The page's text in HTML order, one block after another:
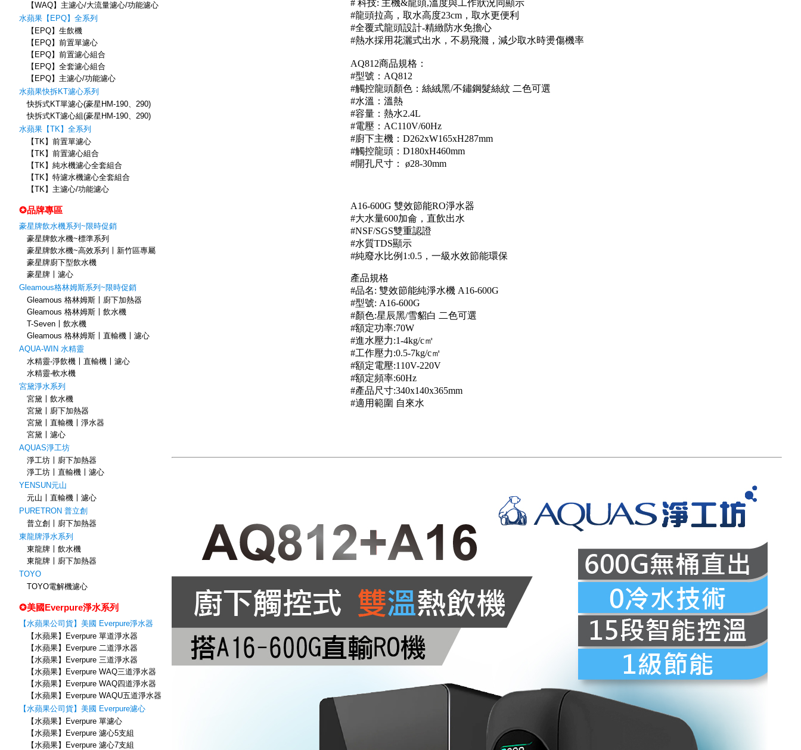
【WAQ】主濾心/大流量濾心/功能濾心
水蘋果【EPQ】全系列
【EPQ】生飲機
【EPQ】前置單濾心
【EPQ】前置濾心組合
【EPQ】全套濾心組合
【EPQ】主濾心/功能濾心
水蘋果快拆KT濾心系列
快拆式KT單濾心(豪星HM-190、290)
快拆式KT濾心組(豪星HM-190、290)
水蘋果【TK】全系列
【TK】前置單濾心
【TK】前置濾心組合
【TK】純水機濾心全套組合
【TK】特濾水機濾心全套組合
【TK】主濾心/功能濾心
✪品牌專區
豪星牌飲水機系列~限時促銷
豪星牌飲水機~標準系列
豪星牌飲水機~高效系列〡新竹區專屬
豪星牌廚下型飲水機
豪星牌〡濾心
Gleamous格林姆斯系列~限時促銷
Gleamous 格林姆斯〡廚下加熱器
Gleamous 格林姆斯〡飲水機
T-Seven〡飲水機
Gleamous 格林姆斯〡直輸機〡濾心
AQUA-WIN 水精靈
水精靈-淨飲機〡直輸機〡濾心
水精靈-軟水機
宮黛淨水系列
宮黛〡飲水機
宮黛〡廚下加熱器
宮黛〡直輸機〡淨水器
宮黛〡濾心
AQUAS淨工坊
淨工坊〡廚下加熱器
淨工坊〡直輸機〡濾心
YENSUN元山
元山〡直輸機〡濾心
PURETRON 普立創
普立創〡廚下加熱器
東龍牌淨水系列
東龍牌〡飲水機
東龍牌〡廚下加熱器
TOYO
TOYO電解機濾心
✪美國Everpure淨水系列
【水蘋果公司貨】美國 Everpure淨水器
【水蘋果】Everpure 單道淨水器
【水蘋果】Everpure 二道淨水器
【水蘋果】Everpure 三道淨水器
【水蘋果】Everpure WAQ三道淨水器
【水蘋果】Everpure WAQ四道淨水器
【水蘋果】Everpure WAQU五道淨水器
【水蘋果公司貨】美國 Everpure濾心
【水蘋果】Everpure 單濾心
【水蘋果】Everpure 濾心5支組
【水蘋果】Everpure 濾心7支組